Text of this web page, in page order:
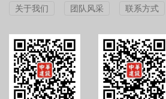
关于我们 团队风采 联系方式